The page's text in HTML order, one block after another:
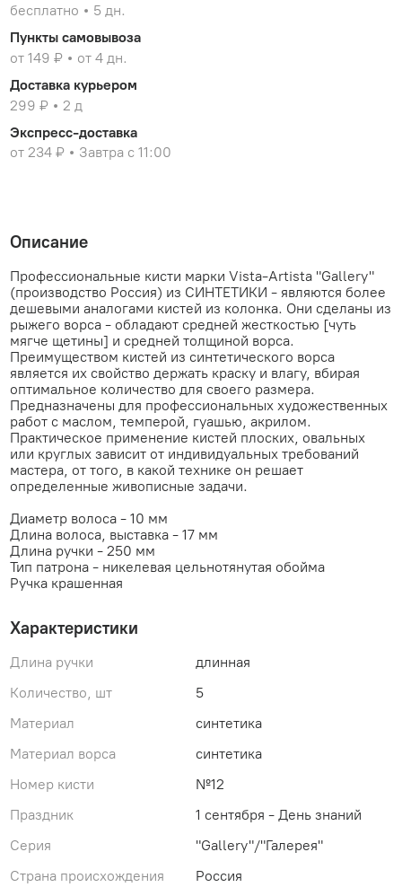
бесплатно
5 дн.
Пункты самовывоза
от 149 ₽
от 4 дн.
Доставка курьером
299 ₽
2 д
Экспресс-доставка
от 234 ₽
Завтра с 11:00
Описание
Профессиональные кисти марки Vista-Artista "Gallery"
(производство Россия) из СИНТЕТИКИ - являются более
дешевыми аналогами кистей из колонка. Они сделаны из
рыжего ворса - обладают средней жесткостью [чуть
мягче щетины] и средней толщиной ворса.
Преимуществом кистей из синтетического ворса
является их свойство держать краску и влагу, вбирая
оптимальное количество для своего размера.
Предназначены для профессиональных художественных
работ с маслом, темперой, гуашью, акрилом.
Практическое применение кистей плоских, овальных
или круглых зависит от индивидуальных требований
мастера, от того, в какой технике он решает
определенные живописные задачи.
Диаметр волоса - 10 мм
Длина волоса, выставка - 17 мм
Длина ручки - 250 мм
Тип патрона - никелевая цельнотянутая обойма
Ручка крашенная
Характеристики
Длина ручки
длинная
Количество, шт
5
Материал
синтетика
Материал ворса
синтетика
Номер кисти
№12
Праздник
1 сентября - День знаний
Серия
"Gallery"/"Галерея"
Страна происхождения
Россия